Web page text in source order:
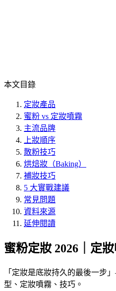
本文目錄
定妝產品
蜜粉 vs 定妝噴霧
主流品牌
上妝順序
散粉技巧
烘焙妝（Baking）
補妝技巧
5 大實戰建議
常見問題
資料來源
延伸閱讀
蜜粉定妝 2026｜定
「 定妝是底妝持久的最後一步
型、定妝噴霧、技巧。